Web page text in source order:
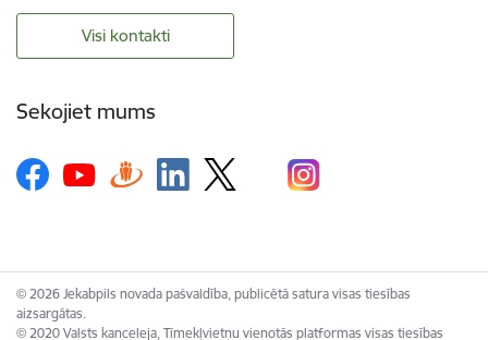
Visi kontakti
Sekojiet mums
© 2026 Jekabpils novada pašvaldība, publicētā satura visas tiesības
aizsargātas.
© 2020 Valsts kanceleja, Tīmekļvietņu vienotās platformas visas tiesības